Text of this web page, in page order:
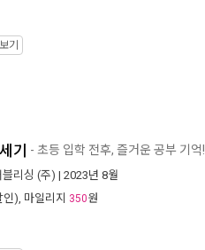
기
기 - 초등 입학 전후, 즐거운 공부 기억!
블리싱 (주) | 2023년 8월
인), 마일리지 350원